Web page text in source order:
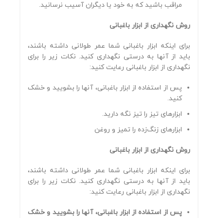
مراقب باشید که به خود یا دیگران آسیب نرسانید.
روش نگهداری از ابزار باغبانی
برای اینکه ابزار باغبانی شما عمر طولانی داشته باشند،
باید از آنها به درستی نگهداری کنید. نکات زیر را برای
نگهداری از ابزار باغبانی رعایت کنید:
پس از استفاده از ابزار باغبانی، آنها را بشویید و خشک
کنید.
ابزارهای تیز را تیز نگه دارید.
ابزارهای زنگ‌زده را تمیز و روغن‌
روش نگهداری از ابزار باغبانی
برای اینکه ابزار باغبانی شما عمر طولانی داشته باشند،
باید از آنها به درستی نگهداری کنید. نکات زیر را برای
نگهداری از ابزار باغبانی رعایت کنید:
پس از استفاده از ابزار باغبانی، آنها را بشویید و خشک